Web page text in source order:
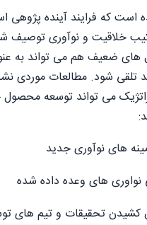
است که فرایند آینده پژوهی
خلاقیت و نوآوری توصیف
های ضعیف هم می تواند به
تلقی شود. مطالعات موردی
های نوآوری جدید
نواوری های وعده داده شده
تحقیقات و تیم های